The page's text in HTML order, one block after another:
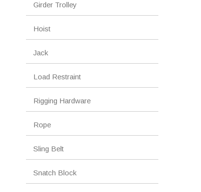
Girder Trolley
Hoist
Jack
Load Restraint
Rigging Hardware
Rope
Sling Belt
Snatch Block